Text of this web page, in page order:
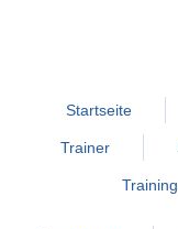
Startseite
Trainer